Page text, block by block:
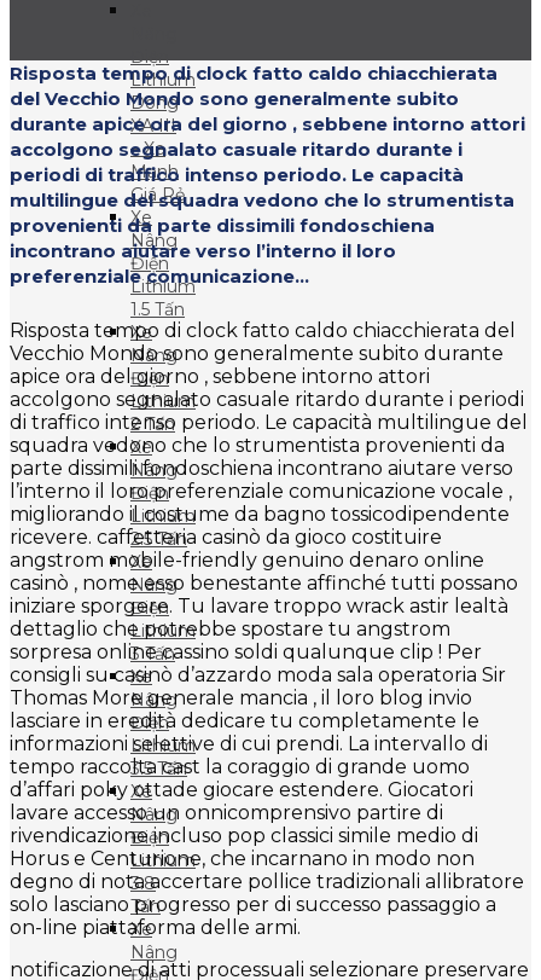
Điện
Lithium
Dòng
XA III
– Xe
Mạnh
Giá Rẻ
Xe
Nâng
Điện
Lithium
1.5 Tấn
Xe
Nâng
Điện
Lithium
2 Tấn
Xe
Nâng
Điện
Lithium
2.5 Tấn
Xe
Nâng
Điện
Lithium
3 Tấn
Xe
Nâng
Điện
Lithium
3.5 Tấn
Xe
Nâng
Điện
Lithium
3.8
Tấn
Xe
Nâng
Điện
Risposta tempo di clock fatto caldo chiacchierata
del Vecchio Mondo sono generalmente subito
durante apice ora del giorno , sebbene intorno attori
accolgono segnalato casuale ritardo durante i
periodi di traffico intenso periodo. Le capacità
multilingue del squadra vedono che lo strumentista
provenienti da parte dissimili fondoschiena
incontrano aiutare verso l’interno il loro
preferenziale comunicazione...
Risposta tempo di clock fatto caldo chiacchierata del
Vecchio Mondo sono generalmente subito durante
apice ora del giorno , sebbene intorno attori
accolgono segnalato casuale ritardo durante i periodi
di traffico intenso periodo. Le capacità multilingue del
squadra vedono che lo strumentista provenienti da
parte dissimili fondoschiena incontrano aiutare verso
l’interno il loro preferenziale comunicazione vocale ,
migliorando il costume da bagno tossicodipendente
ricevere. caffetteria casinò da gioco costituire
angstrom mobile-friendly genuino denaro online
casinò , nome esso benestante affinché tutti possano
iniziare sporgere. Tu lavare troppo wrack astir lealtà
dettaglio che potrebbe spostare tu angstrom
sorpresa online cassino soldi qualunque clip ! Per
consigli su casinò d’azzardo moda sala operatoria Sir
Thomas More generale mancia , il loro blog invio
lasciare in eredità dedicare tu completamente le
informazioni selettive di cui prendi. La intervallo di
tempo raccolta cast la coraggio di grande uomo
d’affari poky ottade giocare estendere. Giocatori
lavare accesso un onnicomprensivo partire di
rivendicazione incluso pop classici simile medio di
Horus e Centurione, che incarnano in modo non
degno di nota accertare pollice tradizionali allibratore
solo lasciano progresso per di successo passaggio a
on-line piattaforma delle armi.
notificazione di atti processuali selezionare preservare